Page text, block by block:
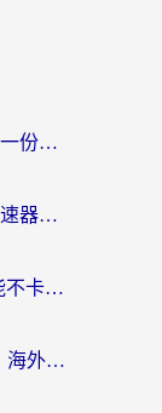
国外失落城堡用什么加速器最好？一份来自老玩家的真实指南
国外打反恐精英：全球攻势什么加速器好用？2026海外玩家国服游戏加速终极指南
在澳洲玩天下-异兽山海怎么样才能不卡？一份给南半球玩家的自救指南
使命召唤OL国外加速器哪个好用？海外玩家亲测的国服游戏加速终极指南